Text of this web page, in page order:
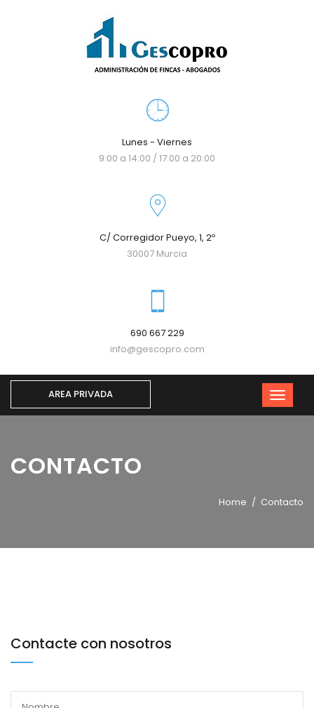
Lunes - Viernes
9:00 a 14:00 / 17:00 a 20:00
C/ Corregidor Pueyo, 1, 2º
30007 Murcia
690 667 229
info@gescopro.com
AREA PRIVADA
CONTACTO
Home Contacto
Contacte con nosotros